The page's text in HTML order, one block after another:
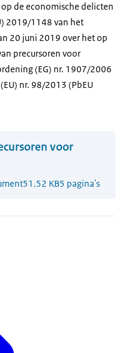
de economische delicten
2019/1148 van het
20 juni 2019 over het op
precursoren voor
(EG) nr. 1907/2006
nr. 98/2013 (PbEU
voor
51.52 KB5 pagina's